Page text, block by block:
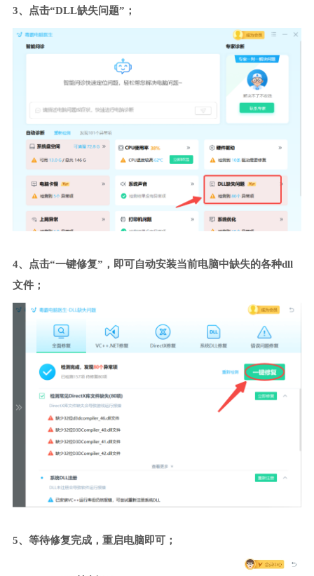
3、点击“DLL缺失问题”；
4、点击“一键修复”，即可自动安装当前电脑中缺失的各种dll
文件；
5、等待修复完成，重启电脑即可；